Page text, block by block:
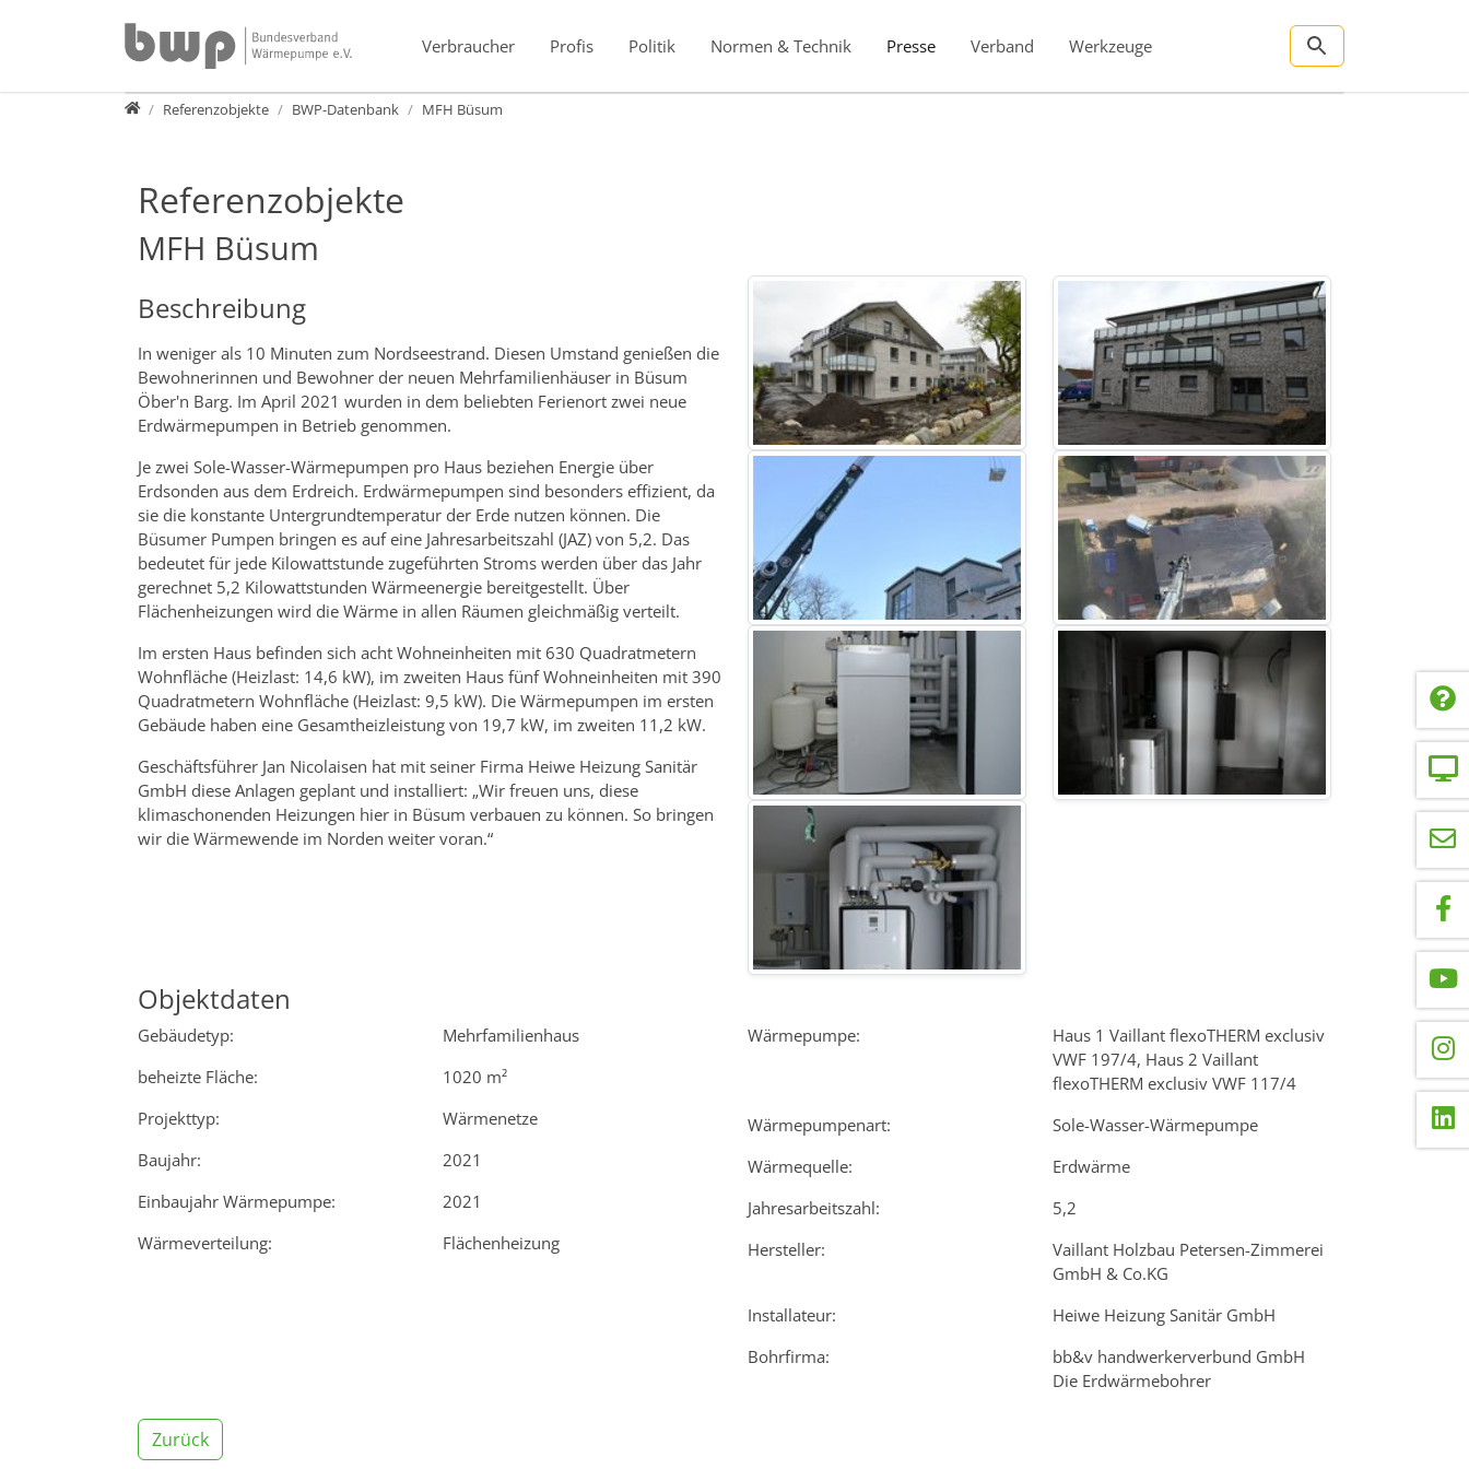
Verbraucher
Profis Politik Normen & Technik Presse Verband Werkzeuge
PresseReferenzobjekte BWP-Datenbank MFH Büsum
Referenzobjekte
MFH Büsum
Beschreibung
In weniger als 10 Minuten zum Nordseestrand. Diesen Umstand genießen die
Bewohnerinnen und Bewohner der neuen Mehrfamilienhäuser in Büsum
Öber'n Barg. Im April 2021 wurden in dem beliebten Ferienort zwei neue
Erdwärmepumpen in Betrieb genommen.
Je zwei Sole-Wasser-Wärmepumpen pro Haus beziehen Energie über
Erdsonden aus dem Erdreich. Erdwärmepumpen sind besonders effizient, da
sie die konstante Untergrundtemperatur der Erde nutzen können. Die
Büsumer Pumpen bringen es auf eine Jahresarbeitszahl (JAZ) von 5,2. Das
bedeutet für jede Kilowattstunde zugeführten Stroms werden über das Jahr
gerechnet 5,2 Kilowattstunden Wärmeenergie bereitgestellt. Über
Flächenheizungen wird die Wärme in allen Räumen gleichmäßig verteilt.
Im ersten Haus befinden sich acht Wohneinheiten mit 630 Quadratmetern
Wohnfläche (Heizlast: 14,6 kW), im zweiten Haus fünf Wohneinheiten mit 390
Quadratmetern Wohnfläche (Heizlast: 9,5 kW). Die Wärmepumpen im ersten
Gebäude haben eine Gesamtheizleistung von 19,7 kW, im zweiten 11,2 kW.
Geschäftsführer Jan Nicolaisen hat mit seiner Firma Heiwe Heizung Sanitär
GmbH diese Anlagen geplant und installiert: „Wir freuen uns, diese
klimaschonenden Heizungen hier in Büsum verbauen zu können. So bringen
wir die Wärmewende im Norden weiter voran.“
Objektdaten
Gebäudetyp:
Mehrfamilienhaus
beheizte Fläche:
1020 m²
Projekttyp:
Wärmenetze
Baujahr:
2021
Einbaujahr Wärmepumpe:
2021
Wärmeverteilung:
Flächenheizung
Wärmepumpe:
Haus 1 Vaillant flexoTHERM exclusiv
VWF 197/4, Haus 2 Vaillant
flexoTHERM exclusiv VWF 117/4
Wärmepumpenart:
Sole-Wasser-Wärmepumpe
Wärmequelle:
Erdwärme
Jahresarbeitszahl:
5,2
Hersteller:
Vaillant Holzbau Petersen-Zimmerei
GmbH & Co.KG
Installateur:
Heiwe Heizung Sanitär GmbH
Bohrfirma:
bb&v handwerkerverbund GmbH
Die Erdwärmebohrer
Zurück